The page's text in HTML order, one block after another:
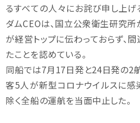
るすべての人々にお詫び申し上げ
ダムCEOは、国立公衆衛生研究
が経営トップに伝わっておらず、
たことを認めている。
同船では7月17日発と24日発の2
客5人が新型コロナウイルスに感
除く全船の運航を当面中止した。